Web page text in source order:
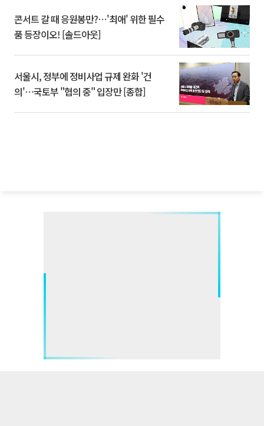
콘서트 갈 때 응원봉만?⋯'최애' 위한 필수
품 등장이오! [솔드아웃]
서울시, 정부에 정비사업 규제 완화 '건
의'⋯국토부 "협의 중" 입장만 [종합]